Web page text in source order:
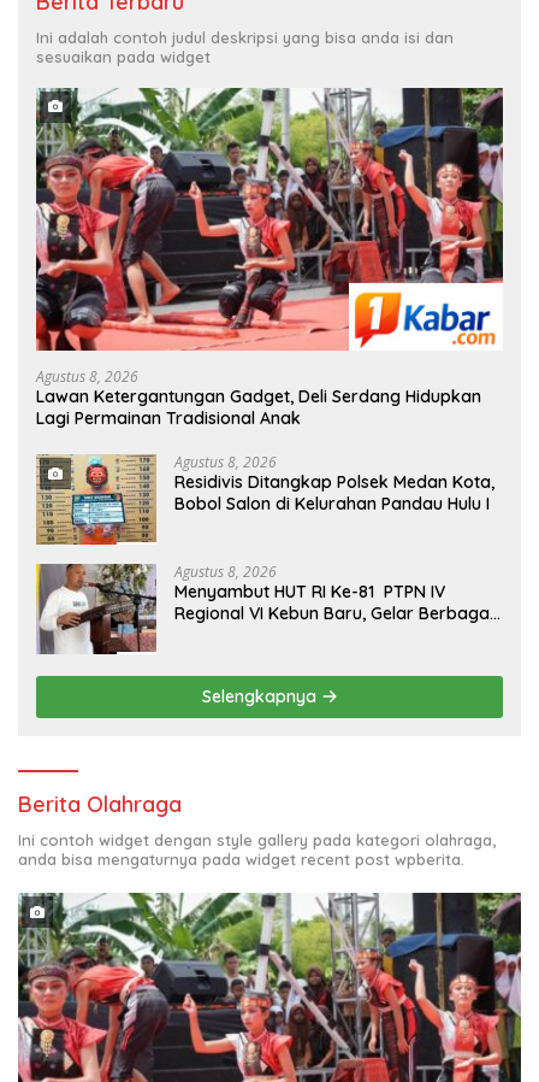
Ini adalah contoh judul deskripsi yang bisa anda isi dan
sesuaikan pada widget
Agustus 8, 2026
Lawan Ketergantungan Gadget, Deli Serdang Hidupkan
Lagi Permainan Tradisional Anak
Agustus 8, 2026
Residivis Ditangkap Polsek Medan Kota,
Bobol Salon di Kelurahan Pandau Hulu I
Agustus 8, 2026
Menyambut HUT RI Ke-81 PTPN IV
Regional VI Kebun Baru, Gelar Berbagai
Selengkapnya
Berita Olahraga
Ini contoh widget dengan style gallery pada kategori olahraga,
anda bisa mengaturnya pada widget recent post wpberita.